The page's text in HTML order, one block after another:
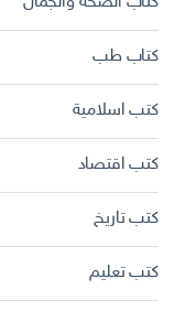
كتاب طب
كتب اسلامية
كتب اقتصاد
كتب تاريخ
كتب تعليم